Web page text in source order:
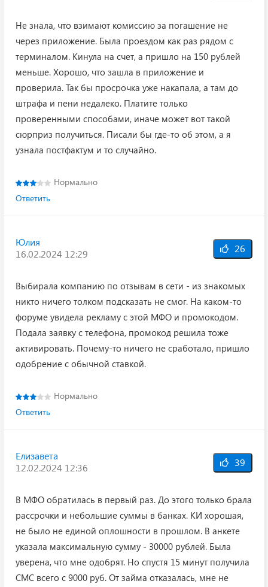
Не знала, что взимают комиссию за погашение не
через приложение. Была проездом как раз рядом с
терминалом. Кинула на счет, а пришло на 150 рублей
меньше. Хорошо, что зашла в приложение и
проверила. Так бы просрочка уже накапала, а там до
штрафа и пени недалеко. Платите только
проверенными способами, иначе может вот такой
сюрприз получиться. Писали бы где-то об этом, а я
узнала постфактум и то случайно.
Нормально
Ответить
Юлия
16.02.2024 12:29
26
Выбирала компанию по отзывам в сети - из знакомых
никто ничего толком подсказать не смог. На каком-то
форуме увидела рекламу с этой МФО и промокодом.
Подала заявку с телефона, промокод решила тоже
активировать. Почему-то ничего не сработало, пришло
одобрение с обычной ставкой.
Нормально
Ответить
Елизавета
12.02.2024 12:36
39
В МФО обратилась в первый раз. До этого только брала
рассрочки и небольшие суммы в банках. КИ хорошая,
не было не единой оплошности в прошлом. В анкете
указала максимальную сумму - 30000 рублей. Была
уверена, что мне одобрят. Но спустя 15 минут получила
СМС всего с 9000 руб. От займа отказалась, мне не